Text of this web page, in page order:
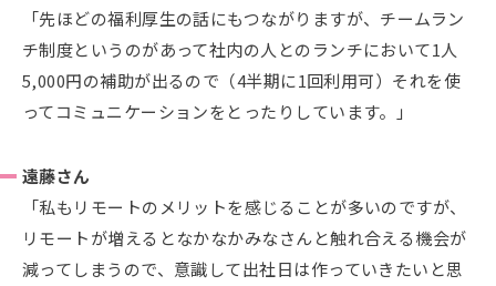
「先ほどの福利厚生の話にもつながりますが、チームラン
チ制度というのがあって社内の人とのランチにおいて1人
5,000円の補助が出るので（4半期に1回利用可）それを使
ってコミュニケーションをとったりしています。」
遠藤さん
「私もリモートのメリットを感じることが多いのですが、
リモートが増えるとなかなかみなさんと触れ合える機会が
減ってしまうので、意識して出社日は作っていきたいと思